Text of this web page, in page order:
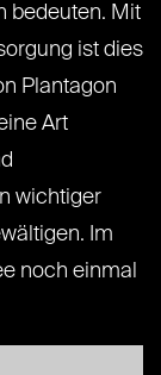
bedeuten. Mit
ist dies
Plantagon
Art
wichtiger
Im
noch einmal